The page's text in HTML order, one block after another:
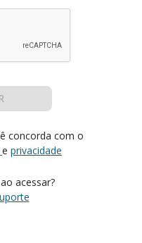
concorda com o
e privacidade
acessar?